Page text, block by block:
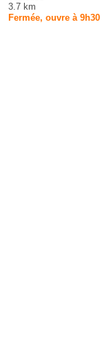
3.7 km
Fermée, ouvre à 9h30